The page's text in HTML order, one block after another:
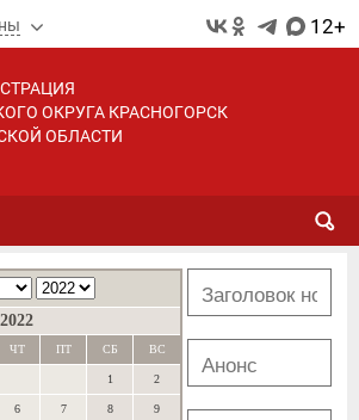
12+
ОКРУГА КРАСНОГОРСК
ОБЛАСТИ
2022
ЧТ ПТ СБ ВС
1 2
6 7 8 9